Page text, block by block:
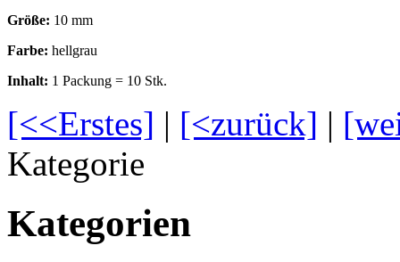
Größe: 10 mm
Farbe: hellgrau
Inhalt: 1 Packung = 10 Stk.
[<<Erstes] | [<zurück] |
Kategorie
Kategorien